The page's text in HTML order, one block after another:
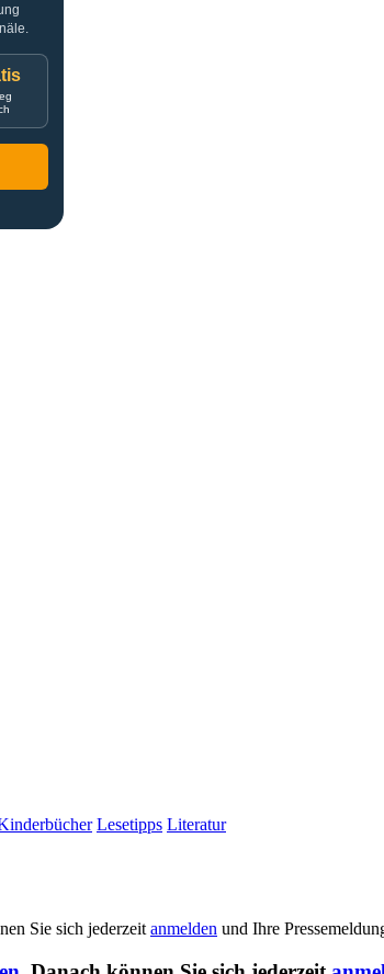
Lesetipps Literatur
Sie sich jederzeit anmelden und Ihre